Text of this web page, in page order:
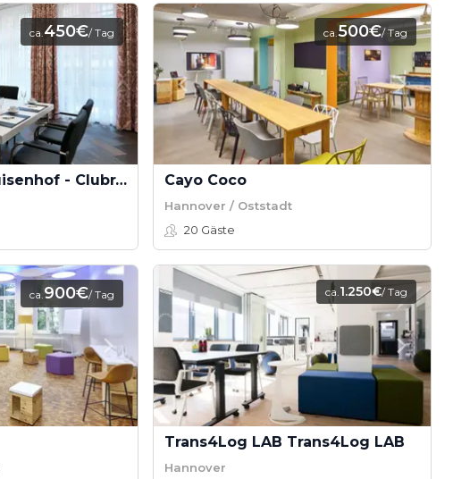
ca.450€/ Tag
Kastens Hotel Luisenhof - Clubraum 2
ca.500€/ Tag
Cayo Coco
Hannover / Oststadt
20 Gäste
ca.900€/ Tag ca.1.250€/ Tag
Trans4Log LAB Trans4Log LAB
Hannover